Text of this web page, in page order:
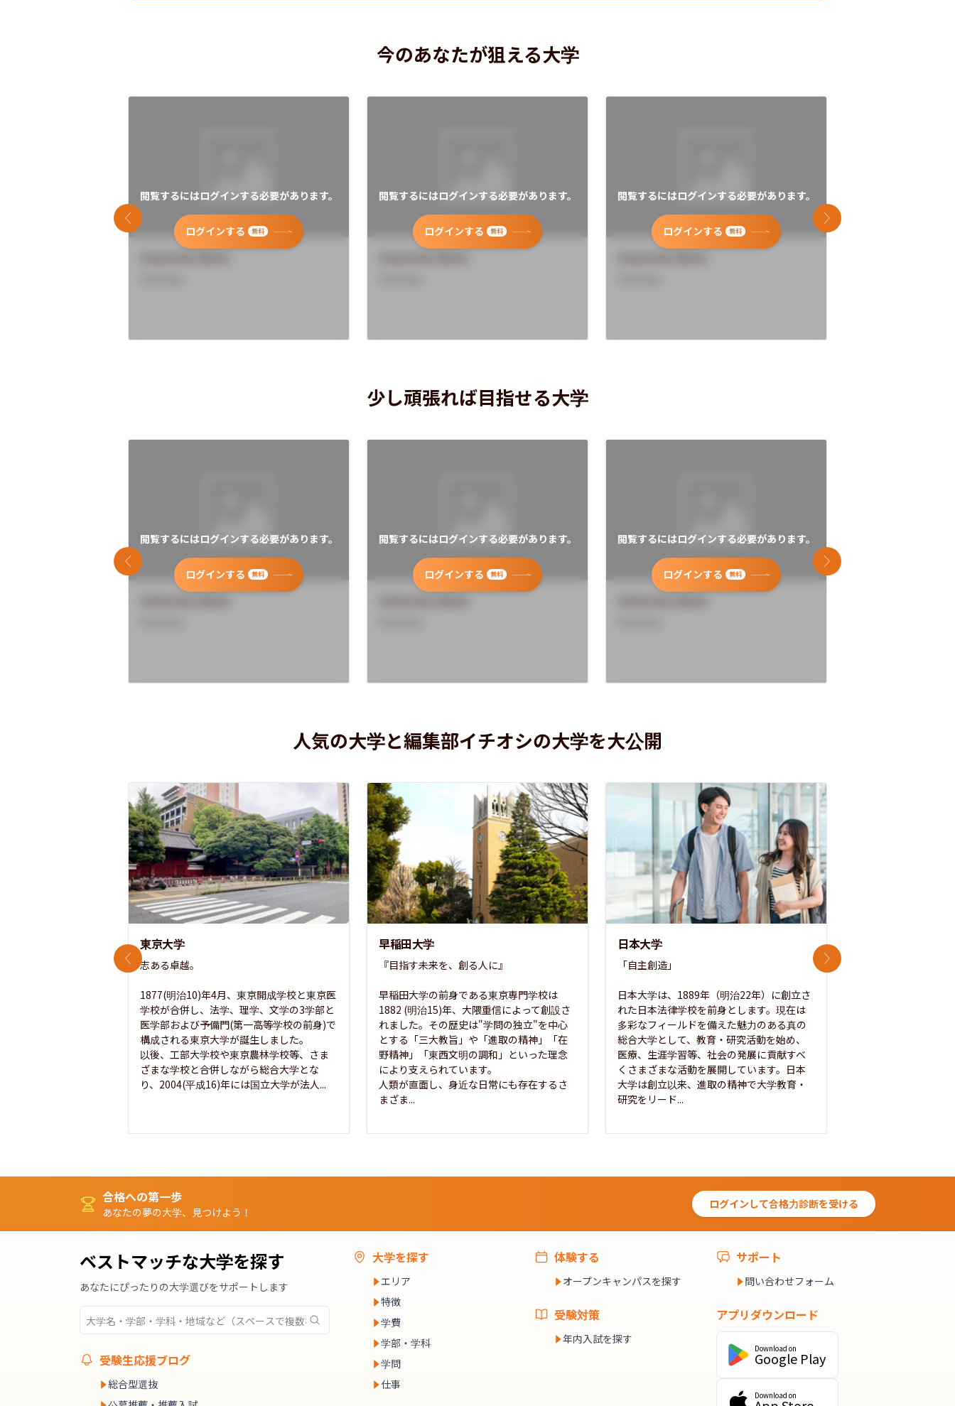
今のあなたが狙える大学
閲覧するにはログインする必要があります。
ログインする 無料
閲覧するにはログインする必要があります。
ログインする 無料
閲覧するにはログインする必要があります。
ログインする 無料
前のスライド 次のスライド
少し頑張れば目指せる大学
閲覧するにはログインする必要があります。
ログインする 無料
閲覧するにはログインする必要があります。
ログインする 無料
閲覧するにはログインする必要があります。
ログインする 無料
前のスライド 次のスライド
人気の大学と編集部イチオシの大学を大公開
東京大学
志ある卓越。
1877(明治10)年4月、東京開成学校と東京医
学校が合併し、法学、理学、文学の3学部と
医学部および予備門(第一高等学校の前身)で
構成される東京大学が誕生しました。
以後、工部大学校や東京農林学校等、さま
ざまな学校と合併しながら総合大学とな
り、2004(平成16)年には国立大学が法人...
早稲田大学
『目指す未来を、創る人に』
早稲田大学の前身である東京専門学校は
1882 (明治15)年、大隈重信によって創設さ
れました。その歴史は"学問の独立"を中心
とする「三大教旨」や「進取の精神」「在
野精神」「東西文明の調和」といった理念
により支えられています。
人類が直面し、身近な日常にも存在するさ
まざま...
日本大学
「自主創造」
日本大学は、1889年（明治22年）に創立さ
れた日本法律学校を前身とします。現在は
多彩なフィールドを備えた魅力のある真の
総合大学として、教育・研究活動を始め、
医療、生涯学習等、社会の発展に貢献すべ
くさまざまな活動を展開しています。日本
大学は創立以来、進取の精神で大学教育・
研究をリード...
前のスライド 次のスライド
合格への第一歩
あなたの夢の大学、見つけよう！
ログインして合格力診断を受ける
ベストマッチな大学を探す
あなたにぴったりの大学選びをサポートします
受験生応援ブログ
総合型選抜
大学を探す
エリア
特徴
学費
学部・学科
学問
仕事
体験する
オープンキャンパスを探す
受験対策
年内入試を探す
サポート
問い合わせフォーム
アプリダウンロード
Download on
Google Play
Download on